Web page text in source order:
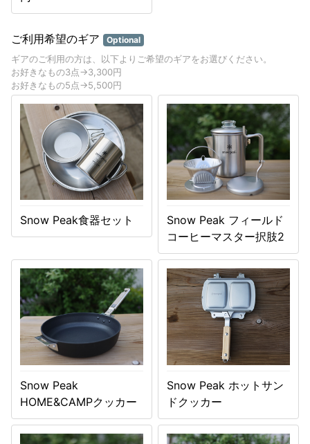
ご利用希望のギア Optional
ギアのご利用の方は、以下よりご希望のギアをお選びください。
お好きなもの3点→3,300円
お好きなもの5点→5,500円
Snow Peak食器セット
Snow Peak フィールド
コーヒーマスター択肢2
Snow Peak
HOME&CAMPクッカー
Snow Peak ホットサン
ドクッカー